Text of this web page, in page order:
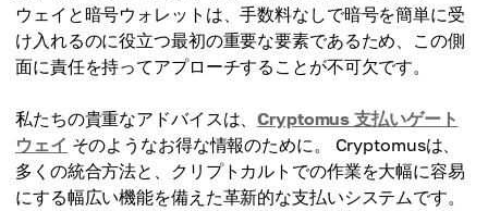
ウェイと暗号ウォレットは、手数料なしで暗号を簡単に受
け入れるのに役立つ最初の重要な要素であるため、この側
面に責任を持ってアプローチすることが不可欠です。
私たちの貴重なアドバイスは、Cryptomus 支払いゲート
ウェイ そのようなお得な情報のために。 Cryptomusは、
多くの統合方法と、クリプトカルトでの作業を大幅に容易
にする幅広い機能を備えた革新的な支払いシステムです。